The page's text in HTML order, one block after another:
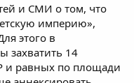
и СМИ о том, что
империю»,
этого в
захватить 14
и равных по площади